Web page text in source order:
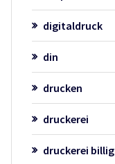
digitaldruck
din
drucken
druckerei
druckerei billig